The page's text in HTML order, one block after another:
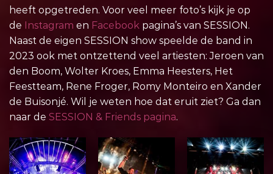
heeft opgetreden. Voor veel meer foto’s kijk je op
de
Instagram en Facebook pagina’s van SESSION.
Naast de eigen SESSION show speelde de band in
2023 ook met ontzettend veel artiesten: Jeroen van
den Boom, Wolter Kroes, Emma Heesters, Het
Feestteam, Rene Froger, Romy Monteiro en Xander
de Buisonjé. Wil je weten hoe dat eruit ziet? Ga dan
naar de SESSION & Friends pagina.